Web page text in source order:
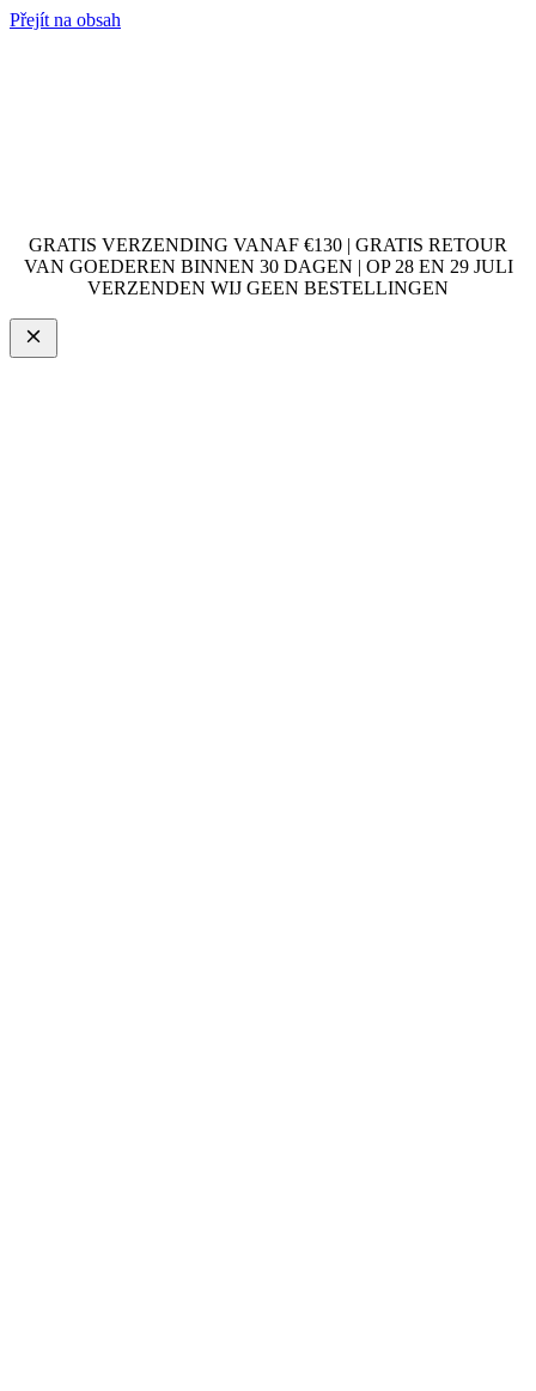
Přejít na obsah
GRATIS VERZENDING VANAF €130 | GRATIS RETOUR
VAN GOEDEREN BINNEN 30 DAGEN | OP 28 EN 29 JULI
VERZENDEN WIJ GEEN BESTELLINGEN